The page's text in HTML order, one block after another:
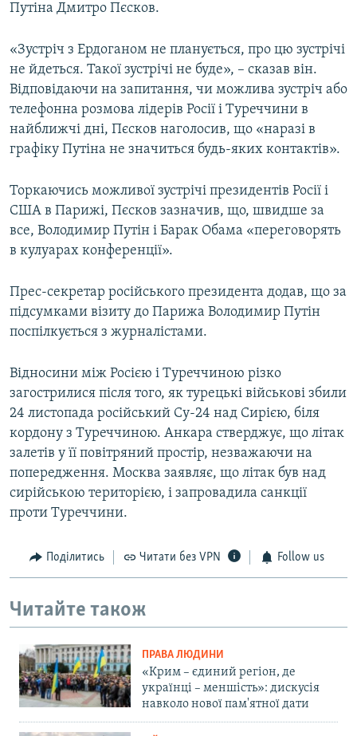
Путіна Дмитро Пєсков.
«Зустріч з Ердоганом не планується, про цю зустрічі
не йдеться. Такої зустрічі не буде», – сказав він.
Відповідаючи на запитання, чи можлива зустріч або
телефонна розмова лідерів Росії і Туреччини в
найближчі дні, Пєсков наголосив, що «наразі в
графіку Путіна не значиться будь-яких контактів».
Торкаючись можливої зустрічі президентів Росії і
США в Парижі, Пєсков зазначив, що, швидше за
все, Володимир Путін і Барак Обама «переговорять
в кулуарах конференції».
Прес-секретар російського президента додав, що за
підсумками візиту до Парижа Володимир Путін
поспілкується з журналістами.
Відносини між Росією і Туреччиною різко
загострилися після того, як турецькі військові збили
24 листопада російський Су-24 над Сирією, біля
кордону з Туреччиною. Анкара стверджує, що літак
залетів у її повітряний простір, незважаючи на
попередження. Москва заявляє, що літак був над
сирійською територією, і запровадила санкції
проти Туреччини.
Поділитись Читати без VPN Follow us
Читайте також
ПРАВА ЛЮДИНИ
«Крим – єдиний регіон, де
українці – меншість»: дискусія
навколо нової пам'ятної дати